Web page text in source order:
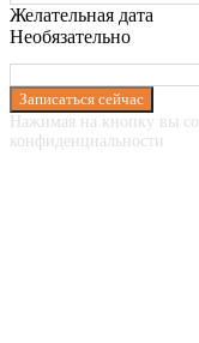
Желательная дата
Необязательно
Записаться сейчас
Нажимая на кнопку вы
конфиденциальности